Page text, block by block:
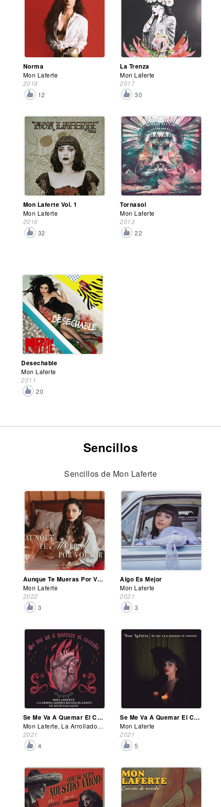
Norma
Mon Laferte
2018
12
La Trenza
Mon Laferte
2017
30
Mon Laferte Vol. 1
Mon Laferte
2016
32
Tornasol
Mon Laferte
2013
22
Desechable
Mon Laferte
2011
20
Sencillos
Sencillos de Mon Laferte
Aunque Te Mueras Por Volver
Mon Laferte
2022
3
Algo Es Mejor
Mon Laferte
2021
3
Se Me Va A Quemar El Corazón (Remix)
Mon Laferte, La Arrolladora Banda el Limón
2021
4
Se Me Va A Quemar El Corazón
Mon Laferte
2021
5